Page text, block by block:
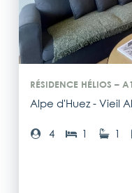
RÉSIDENCE HÉLIOS – A1
Alpe d'Huez - Vieil
4 1 1